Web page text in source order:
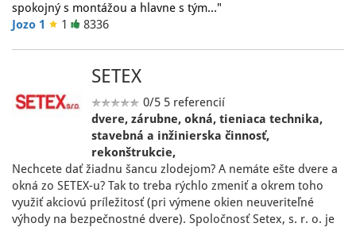
spokojný s montážou a hlavne s tým…"
Jozo 1
1 8336
SETEX
0/5 5 referencií
dvere, zárubne, okná, tieniaca technika,
stavebná a inžinierska činnosť,
rekonštrukcie,
Nechcete dať žiadnu šancu zlodejom? A nemáte ešte dvere a
okná zo SETEX-u? Tak to treba rýchlo zmeniť a okrem toho
využiť akciovú príležitosť (pri výmene okien neuveriteľné
výhody na bezpečnostné dvere). Spoločnosť Setex, s. r. o. je